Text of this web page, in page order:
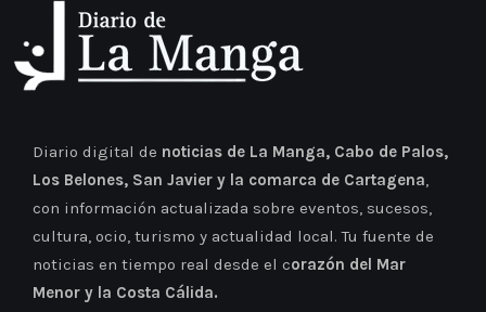
Diario digital de noticias de La Manga, Cabo de Palos,
Los Belones, San Javier y la comarca de Cartagena,
con información actualizada sobre eventos, sucesos,
cultura, ocio, turismo y actualidad local. Tu fuente de
noticias en tiempo real desde el corazón del Mar
Menor y la Costa Cálida.